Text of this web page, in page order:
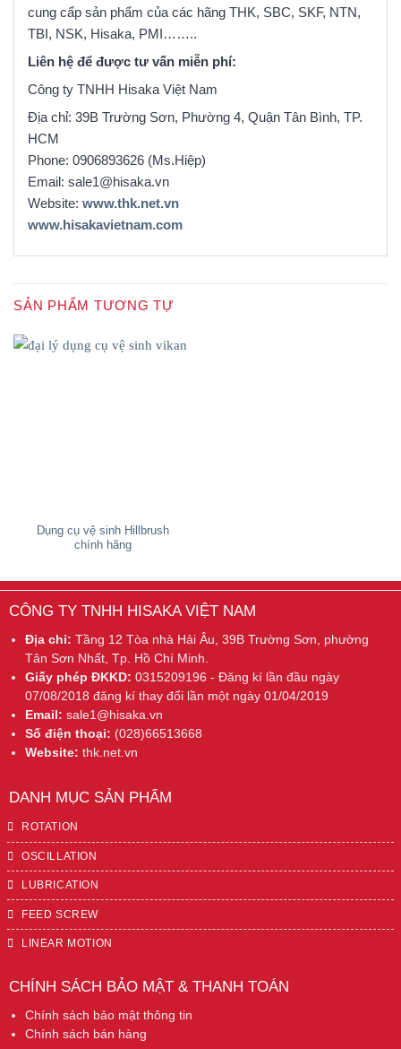
cung cấp sản phẩm của các hãng THK, SBC, SKF, NTN,
TBI, NSK, Hisaka, PMI……..
Liên hệ để được tư vấn miễn phí:
Công ty TNHH Hisaka Việt Nam
Địa chỉ: 39B Trường Sơn, Phường 4, Quận Tân Bình, TP.
HCM
Phone: 0906893626 (Ms.Hiệp)
Email: sale1@hisaka.vn
Website: www.thk.net.vn
www.hisakavietnam.com
SẢN PHẨM TƯƠNG TỰ
Dụng cụ vệ sinh Hillbrush
chính hãng
CÔNG TY TNHH HISAKA VIỆT NAM
Địa chỉ: Tầng 12 Tòa nhà Hải Âu, 39B Trường Sơn, phường
Tân Sơn Nhất, Tp. Hồ Chí Minh.
Giấy phép ĐKKD: 0315209196 - Đăng kí lần đầu ngày
07/08/2018 đăng kí thay đổi lần một ngày 01/04/2019
Email: sale1@hisaka.vn
Số điện thoại: (028)66513668
Website: thk.net.vn
DANH MỤC SẢN PHẨM
ROTATION
OSCILLATION
LUBRICATION
FEED SCREW
LINEAR MOTION
CHÍNH SÁCH BẢO MẬT & THANH TOÁN
Chính sách bảo mật thông tin
Chính sách bán hàng